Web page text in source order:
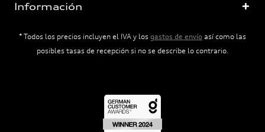
Información
* Todos los precios incluyen el IVA y los gastos de envío así como las
posibles tasas de recepción si no se describe lo contrario.